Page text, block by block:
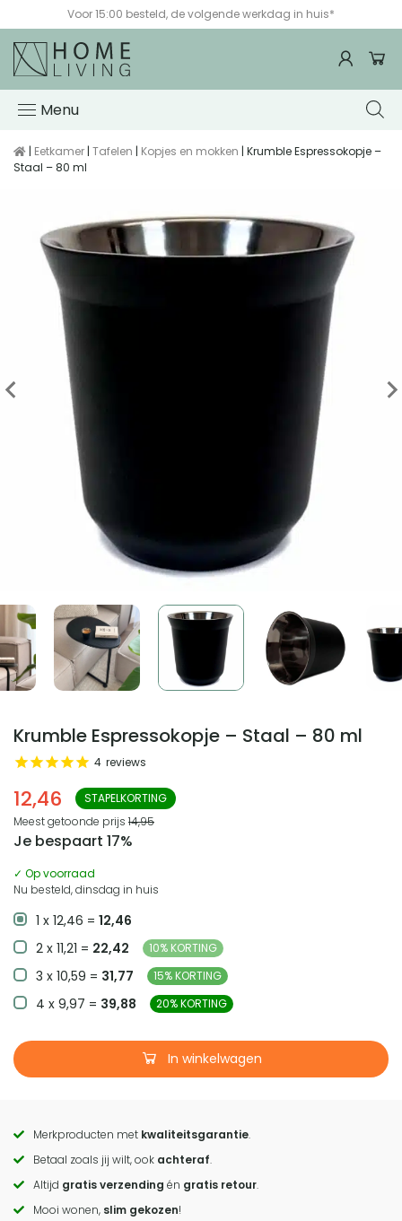
Voor 15:00 besteld, de volgende werkdag in huis*
Menu
| Eetkamer | Tafelen | Kopjes en mokken | Krumble Espressokopje –
Staal – 80 ml
Krumble Espressokopje – Staal – 80 ml
12,46 STAPELKORTING
4 reviews
Meest getoonde prijs 14,95
Je bespaart 17%
✓ Op voorraad
Nu besteld, dinsdag in huis
1 x 12,46 = 12,46
2 x 11,21 = 22,42 10% KORTING
3 x 10,59 = 31,77 15% KORTING
4 x 9,97 = 39,88 20% KORTING
In winkelwagen
Call
to
actions
Merkproducten met kwaliteitsgarantie.
Betaal zoals jij wilt, ook achteraf.
Altijd gratis verzending én gratis retour.
Mooi wonen, slim gekozen!